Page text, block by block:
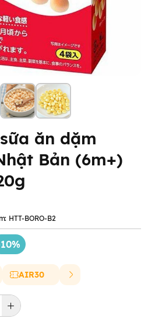
ăn dặm
Bản (6m+)
HTT-BORO-B2
AIR30